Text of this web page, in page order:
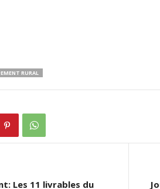
RURAL
Les 11 livrables du